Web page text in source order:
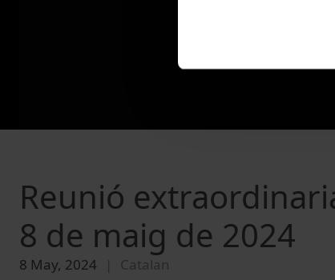
Reunió
8 de maig de 2024
8 May, 2024 Catalan